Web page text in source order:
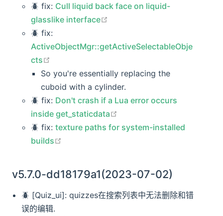
🪲 fix: Cull liquid back face on liquid-
glasslike interface
🪲 fix:
ActiveObjectMgr::getActiveSelectableObje
cts
So you're essentially replacing the
cuboid with a cylinder.
🪲 fix: Don't crash if a Lua error occurs
inside get_staticdata
🪲 fix:texture paths for system-installed
builds
v5.7.0-dd18179a1(2023-07-02)
🪲 [Quiz_ui]: quizzes在搜索列表中无法删除和错
误的编辑.